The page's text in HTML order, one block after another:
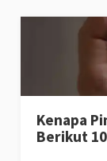
Kenapa
Berikut